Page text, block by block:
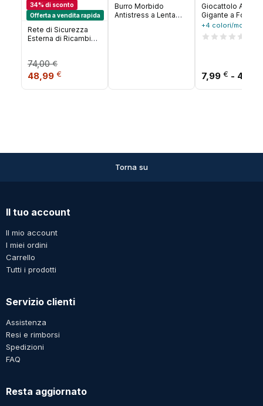
34% di sconto
Offerta a vendita rapida
Rete di Sicurezza
Esterna di Ricambio
GS
74,00€
Il prezzo originale era: 74,00 €.
48,99 €
Burro Morbido
Antistress a Lenta
Giocattolo
Gigante a Forma
Formaggio,
Extra Large,
Giocattolo
Regalo
+4 colori/motivi
7,99 € -
Torna su
Il tuo account
Il mio account
I miei ordini
Carrello
Tutti i prodotti
Servizio clienti
Assistenza
Resi e rimborsi
Spedizioni
FAQ
Resta aggiornato